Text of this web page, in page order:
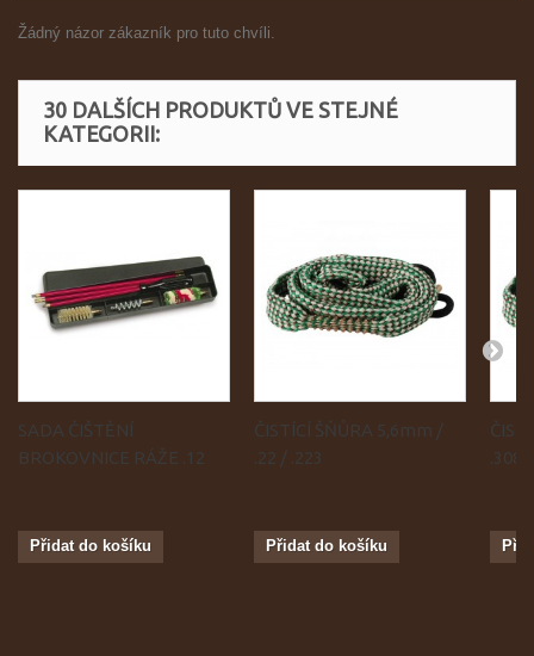
Žádný názor zákazník pro tuto chvíli.
30 DALŠÍCH PRODUKTŮ VE STEJNÉ
KATEGORII:
SADA ČIŠTĚNÍ
BROKOVNICE RÁŽE .12
Přidat do košíku
ČISTÍCÍ ŠŇŮRA 5,6mm /
.22 / .223
Přidat do košíku
.308